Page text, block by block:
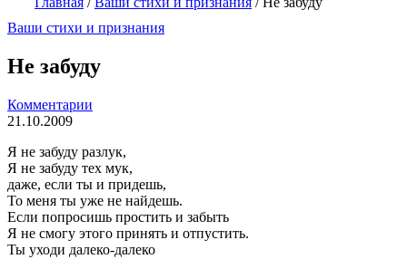
Ваши стихи и признания
Не забуду
Комментарии
21.10.2009
Я не забуду разлук,
Я не забуду тех мук,
даже, если ты и придешь,
То меня ты уже не найдешь.
Если попросишь простить и забыть
Я не смогу этого принять и отпустить.
Ты уходи далеко-далеко